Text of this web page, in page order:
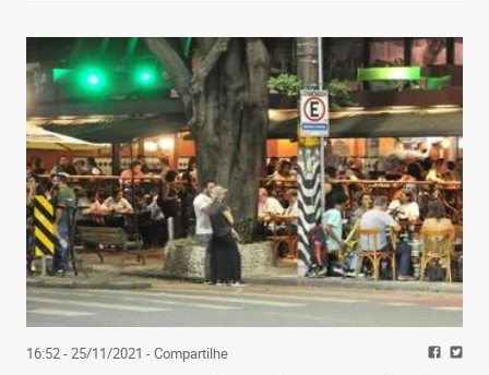
16:52 - 25/11/2021 - Compartilhe